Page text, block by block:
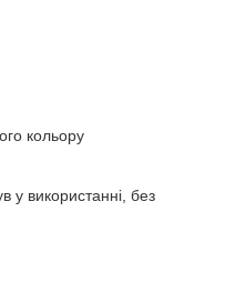
кольору
у використанні, без